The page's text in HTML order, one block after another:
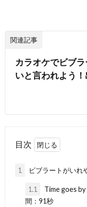
関連記事
カラオケでビブ
いと言われよう！
目次
1 ビブラートがいれ
1.1
Time goes
間：91秒